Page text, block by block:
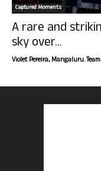
Captured Moments
A rare and
sky over...
Violet Pereira, Mangaluru.